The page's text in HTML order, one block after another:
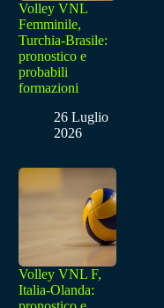
Volley VNL
Femminile,
Turchia-Brasile:
pronostico e
probabili
formazioni
26 Luglio
2026
Volley VNL F,
Italia-Olanda: